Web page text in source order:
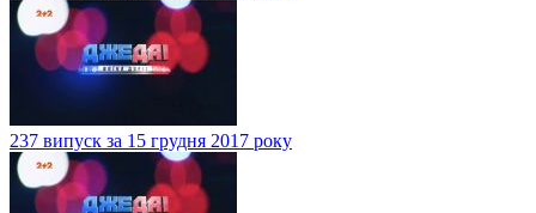
237 випуск за 15 грудня 2017 року